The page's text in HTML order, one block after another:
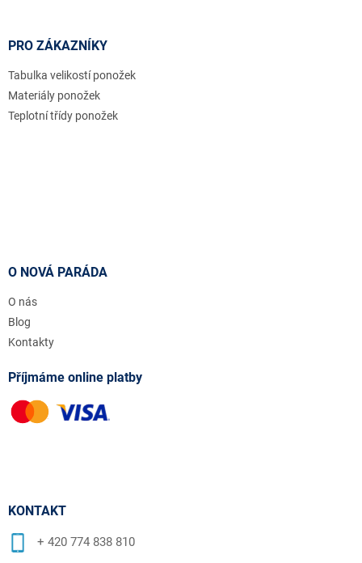
PRO ZÁKAZNÍKY
Tabulka velikostí ponožek
Materiály ponožek
Teplotní třídy ponožek
O NOVÁ PARÁDA
O nás
Blog
Kontakty
Příjmáme online platby
KONTAKT
+ 420 774 838 810